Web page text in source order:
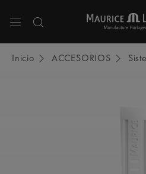
Inicio ACCESORIOS